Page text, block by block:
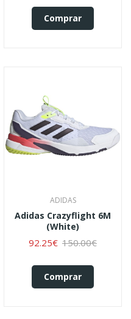
Comprar
ADIDAS
Adidas Crazyflight 6M
(white)
92.25€ 150.00€
Comprar